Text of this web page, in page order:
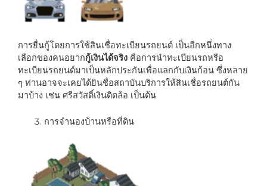
การยื่นกู้โดยการใช้สินเชื่อทะเบียนรถยนต์ เป็นอีกหนึ่งทาง
เลือกของคนอยากกู้เงินได้จริง คือการนำทะเบียนรถหรือ
ทะเบียนรถยนต์มาเป็นหลักประกันเพื่อแลกกับเงินก้อน ซึ่งหลาย
ๆ ท่านอาจจะเคยได้ยินชื่อสถาบันบริการให้สินเชื่อรถยนต์กัน
มาบ้าง เช่น ศรีสวัสดิ์เงินติดล้อ เป็นต้น
การจำนองบ้านหรือที่ดิน